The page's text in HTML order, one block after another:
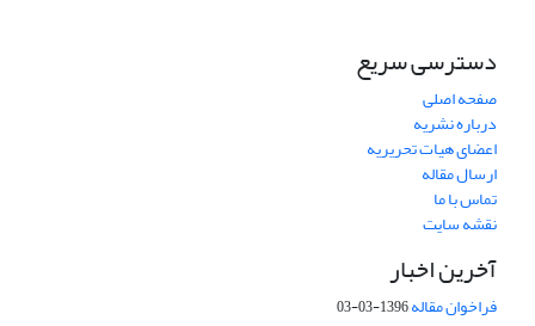
دسترسی سریع
صفحه اصلی
درباره نشریه
اعضای هیات تحریریه
ارسال مقاله
تماس با ما
نقشه سایت
آخرین اخبار
فراخوان مقاله1396-03-03